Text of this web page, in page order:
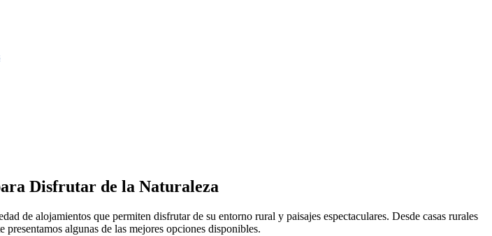
Disfrutar de la Naturaleza
de alojamientos que permiten disfrutar de su entorno rural y paisajes espectaculares. Desde casas rurales
algunas de las mejores opciones disponibles.